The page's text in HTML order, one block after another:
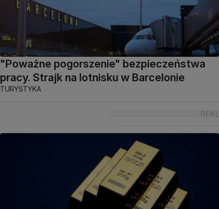
"Poważne pogorszenie" bezpieczeństwa
pracy. Strajk na lotnisku w Barcelonie
TURYSTYKA